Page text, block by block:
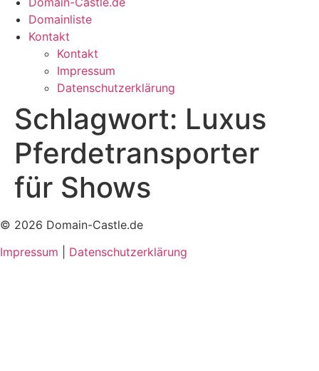
Domainliste
Kontakt
Kontakt
Impressum
Datenschutzerklärung
Schlagwort: Luxus
Pferdetransporter
für Shows
© 2026 Domain-Castle.de
Impressum
Datenschutzerklärung